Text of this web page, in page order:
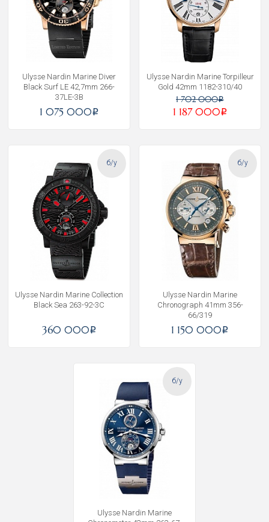
Ulysse Nardin Marine Diver
Black Surf LE 42,7mm 266-
37LE-3B
1 075 000i
Ulysse Nardin Marine Torpilleur
Gold 42mm 1182-310/40
1 702 000i
1 187 000i
б/у
Ulysse Nardin Marine Collection
Black Sea 263-92-3C
360 000i
б/у
Ulysse Nardin Marine
Chronograph 41mm 356-
66/319
1 150 000i
б/у
Ulysse Nardin Marine